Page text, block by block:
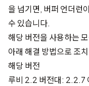
을 넘기면, 버퍼 언더런
수 있습니다.
해당 버전을 사용하는
아래 해결 방법으로 조
해당 버전
루비 2.2 버전대: 2.2.7